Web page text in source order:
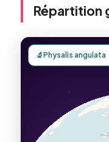
Répartition